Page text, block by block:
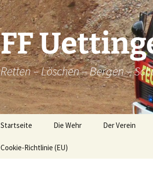
FF
Retten – Löschen – Bergen –
Startseite Die Wehr
Die Wehr
Der Verein
Cookie-Richtlinie (EU)